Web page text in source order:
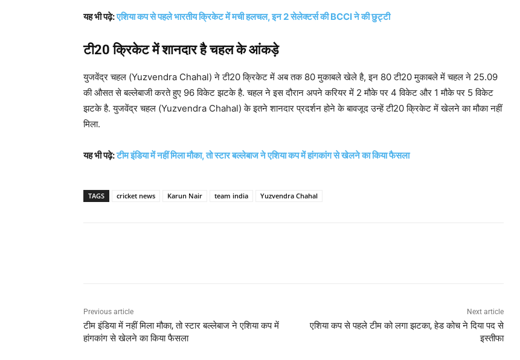
यह भी पढ़े:एशिया कप से पहले भारतीय क्रिकेट में मची हलचल, इन 2 सेलेक्टर्स की BCCI ने की छुट्टी
टी20 क्रिकेट में शानदार है चहल के आंकड़े
युजवेंद्र चहल (Yuzvendra Chahal) ने टी20 क्रिकेट में अब तक 80 मुकाबले खेले है, इन 80 टी20 मुकाबले में चहल ने 25.09
की औसत से बल्लेबाजी करते हुए 96 विकेट झटके है. चहल ने इस दौरान अपने करियर में 2 मौके पर 4 विकेट और 1 मौके पर 5 विकेट
झटके है. युजवेंद्र चहल (Yuzvendra Chahal) के इतने शानदार प्रदर्शन होने के बावजूद उन्हें टी20 क्रिकेट में खेलने का मौका नहीं
मिला.
यह भी पढ़े:टीम इंडिया में नहीं मिला मौका, तो स्टार बल्लेबाज ने एशिया कप में हांगकांग से खेलने का किया फैसला
TAGS cricket news Karun Nair team india Yuzvendra Chahal
Previous article
टीम इंडिया में नहीं मिला मौका, तो स्टार बल्लेबाज ने एशिया कप में
हांगकांग से खेलने का किया फैसला
Next article
एशिया कप से पहले टीम को लगा झटका, हेड कोच ने दिया पद से
इस्तीफा